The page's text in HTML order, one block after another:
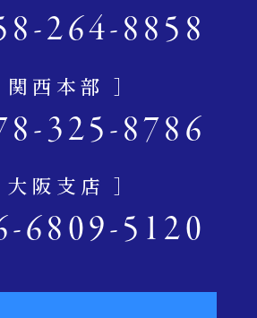
264-8858
関西本部 ］
325-8786
大阪支店 ］
6809-5120